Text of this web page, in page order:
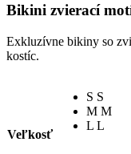
Bikini zvierací
Exkluzívne bikiny so
kostíc.
Veľkosť
S S
M M
L L